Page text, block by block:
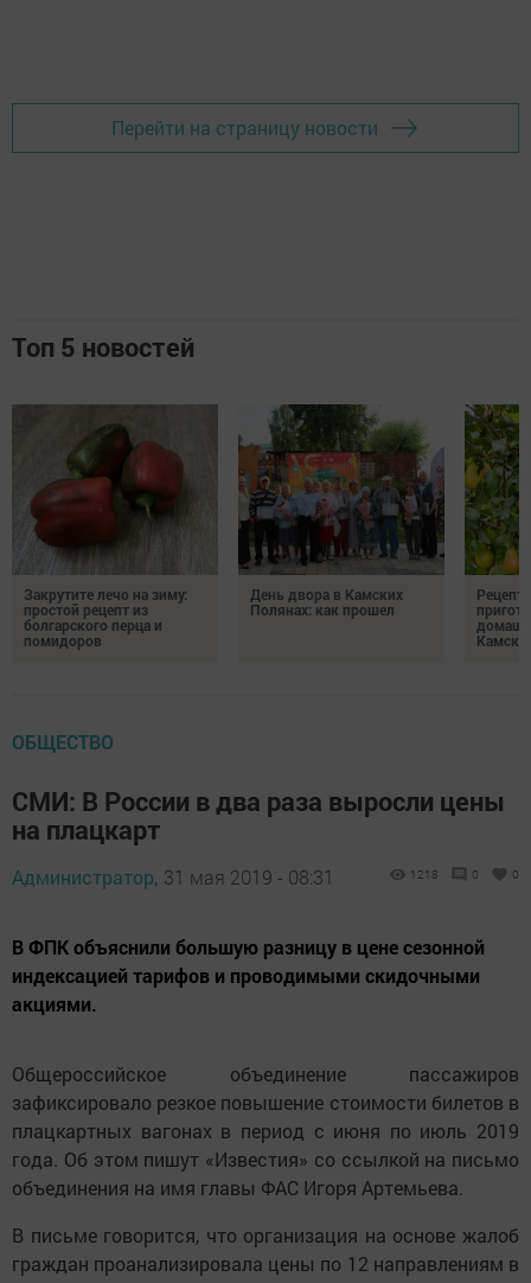
Перейти на страницу новости
Топ 5 новостей
Закрутите лечо на зиму:
простой рецепт из
болгарского перца и
помидоров
День двора в Камских
Полянах: как прошел
ОБЩЕСТВО
СМИ: В России в два раза выросли цены
на плацкарт
Администратор, 31 мая 2019 - 08:31 1218 0 0
В ФПК объяснили большую разницу в цене сезонной
индексацией тарифов и проводимыми скидочными
акциями.
Общероссийское объединение пассажиров
зафиксировало резкое повышение стоимости билетов в
плацкартных вагонах в период с июня по июль 2019
года. Об этом пишут «Известия» со ссылкой на письмо
объединения на имя главы ФАС Игоря Артемьева.
В письме говорится, что организация на основе жалоб
граждан проанализировала цены по 12 направлениям в